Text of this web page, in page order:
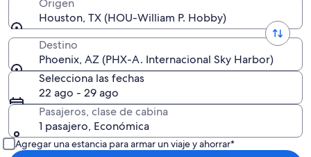
Origen
Houston, TX (HOU-William P. Hobby)
Destino
Phoenix, AZ (PHX-A. Internacional Sky Harbor)
Selecciona las fechas
22 ago - 29 ago
Pasajeros, clase de cabina
1 pasajero, Económica
Agregar una estancia para armar un viaje y ahorrar*